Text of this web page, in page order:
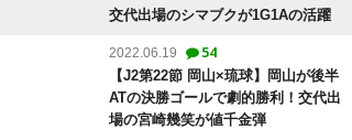
交代出場のシマブクが1G1Aの活躍
2022.06.19 54
【J2第22節 岡山×琉球】岡山が後半
ATの決勝ゴールで劇的勝利！交代出
場の宮崎幾笑が値千金弾